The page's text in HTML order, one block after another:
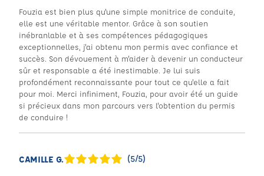
Fouzia est bien plus qu'une simple monitrice de conduite,
elle est une véritable mentor. Grâce à son soutien
inébranlable et à ses compétences pédagogiques
exceptionnelles, j'ai obtenu mon permis avec confiance et
succès. Son dévouement à m'aider à devenir un conducteur
sûr et responsable a été inestimable. Je lui suis
profondément reconnaissante pour tout ce qu'elle a fait
pour moi. Merci infiniment, Fouzia, pour avoir été un guide
si précieux dans mon parcours vers l'obtention du permis
de conduire !
CAMILLE G. (5/5)